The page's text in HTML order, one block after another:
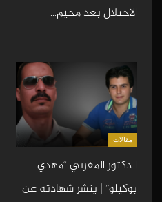
الاحتلال بعد مخيم…
مقالات
الدكتور المغربي “مهدي
بوكيلو” | ينشر شهادته عن